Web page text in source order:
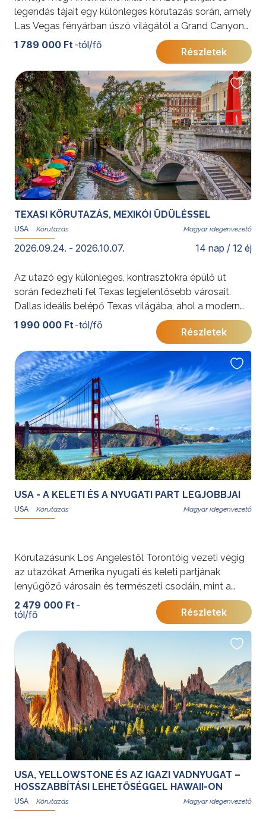
legendás tájait egy különleges körutazás során, amely
Las Vegas fényárban úszó világától a Grand Canyon
fenséges mélységéig vezet. A Monument Valley
vörös sziklái, a Bryce Canyon tündérkéményei és a
Zion lenyűgöző szurdokai egy életre szóló élményt
ígérnek.
További érdekességekért az Amerikai Egyesült
Államokról kattintson ide.
1 789 000 Ft -tól/fő
Részletek
TEXASI KÖRUTAZÁS, MEXIKÓI ÜDÜLÉSSEL
USA Magyar idegenvezető
2026.09.24. - 2026.10.07. 14 nap / 12 éj
Az utazó egy különleges, kontrasztokra épülő út
során fedezheti fel Texas legjelentősebb városait.
Dallas ideális belépő Texas világába, ahol a modern
nagyvárosi élet és a hagyományos cowboy-kultúra
találkozik. Az aktív programokkal töltött napokat
követően a Baja California félsziget egyik
legismertebb üdülőhelyén pihenhetnek az utazók.
Cabo San Lucas lenyűgöző természeti adottságai,
aranyszínű strandjai és kristálytiszta vizei ideális
környezetet biztosítanak a feltöltődéshez. A
szabadidő fakultatív programokkal, hajós
kirándulásokkal vagy teljes kikapcsolódással tölthető.
További érdekességekért az Amerikai Egyesült
Államokról kattintson ide.
Programunkat
Gyémánt Balázs
idegenvezető, utazó blogger és hivatásos világutazó
biztosítja.
1 990 000 Ft -tól/fő
Részletek
USA - A KELETI ÉS A NYUGATI PART LEGJOBBJAI
USA Magyar idegenvezető
Körutazásunk Los Angelestől Torontóig vezeti végig
az utazókat Amerika nyugati és keleti partjának
lenyűgöző városain és természeti csodáin, mint a
Grand Canyon, Yosemite Nemzeti Park és Niagara-
vízesés. A program a nagyvárosi élet pezsgését és a
természet páratlan szépségét ötvözi.
További érdekességekért az Amerikai Egyesült
Államokról kattintson
.
Programunkat
Gyémánt Balázs
idegenvezető, utazó blogger és hivatásos világutazó
teszi teljessé, aki helyismeretével és tapasztalatával
az utazás különleges élményét és hangulatát
biztosítja.
2 479 000 Ft -
tól/fő
Részletek
USA, YELLOWSTONE ÉS AZ IGAZI VADNYUGAT –
HOSSZABBÍTÁSI LEHETŐSÉGGEL HAWAII-ON
USA Magyar idegenvezető